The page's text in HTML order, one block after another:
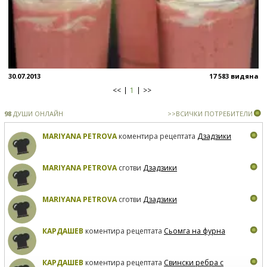
30.07.2013 17 583 видяна
<< 1 >>
98 ДУШИ ОНЛАЙН >>ВСИЧКИ ПОТРЕБИТЕЛИ
MARIYANA PETROVAкоментира рецептата Дзадзики
MARIYANA PETROVAсготви Дзадзики
MARIYANA PETROVAсготви Дзадзики
КАРДАШЕВ коментира рецептата Сьомга на фурна
КАРДАШЕВ коментира рецептата Свински ребра с